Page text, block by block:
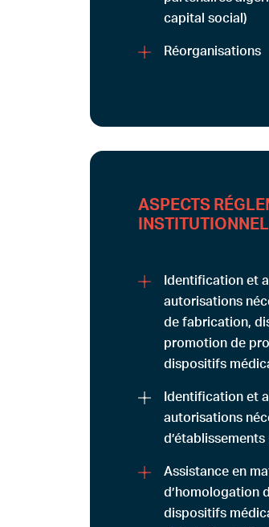
capital social)
Réorganisations
ASPECTS
Identification et
autorisations
de fabrication,
promotion de
dispositifs
Identification et
autorisations
Assistance en
d’homologation
dispositifs